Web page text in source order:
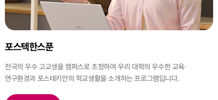
포스텍한스푼
전국의 우수 고교생을 캠퍼스로 초청하여 우리 대학의 우수한 교육·
연구환경과 포스테키안의 학교생활을 소개하는 프로그램입니다.